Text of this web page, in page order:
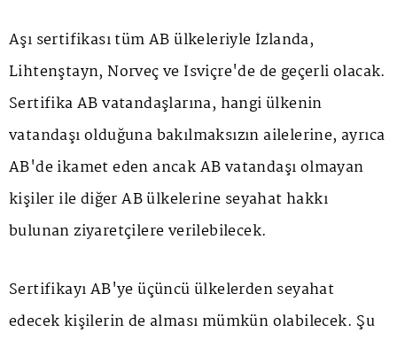
Aşı sertifikası tüm AB ülkeleriyle İzlanda,
Lihtenştayn, Norveç ve İsviçre'de de geçerli olacak.
Sertifika AB vatandaşlarına, hangi ülkenin
vatandaşı olduğuna bakılmaksızın ailelerine, ayrıca
AB'de ikamet eden ancak AB vatandaşı olmayan
kişiler ile diğer AB ülkelerine seyahat hakkı
bulunan ziyaretçilere verilebilecek.
Sertifikayı AB'ye üçüncü ülkelerden seyahat
edecek kişilerin de alması mümkün olabilecek. Şu